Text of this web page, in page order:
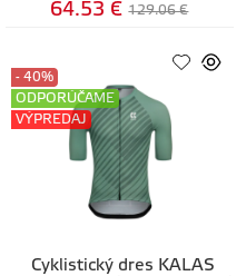
64.53 € 129.06 €
Cyklistický dres KALAS
- 40%
ODPORÚČAME
VÝPREDAJ